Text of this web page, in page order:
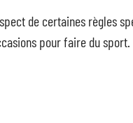
de certaines règles
pour faire du sport.